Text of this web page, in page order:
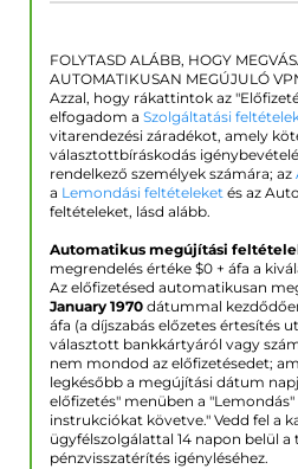
FOLYTASD ALÁBB, HOGY
AUTOMATIKUSAN MEGÚJULÓ
Azzal, hogy rákattintok az
elfogadom a Szolgáltatási
vitarendezési záradékot, amely
választottbíráskodás
rendelkező személyek számára; az
a Lemondási feltételeket és az
feltételeket, lásd alább.
Automatikus megújítási
megrendelés értéke $0 + áfa a
Az előfizetésed automatikusan
January 1970 dátummal
áfa (a díjszabás előzetes értesítés
választott bankkártyáról vagy
nem mondod az előfizetésedet;
legkésőbb a megújítási dátum
előfizetés" menüben a
instrukciókat követve." Vedd fel a
ügyfélszolgálattal 14 napon belül a
pénzvisszatérítés igényléséhez.